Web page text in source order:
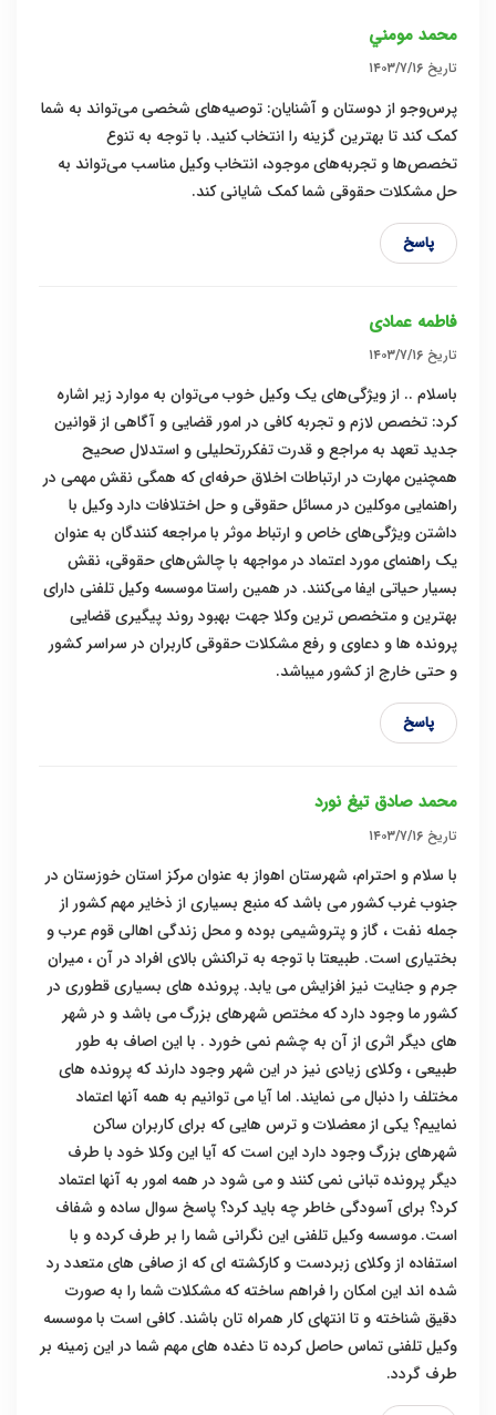
محمد مومني
تاریخ ۱۴۰۳/۷/۱۶
پرس‌وجو از دوستان و آشنایان: توصیه‌های شخصی می‌تواند به شما
کمک کند تا بهترین گزینه را انتخاب کنید. با توجه به تنوع
تخصص‌ها و تجربه‌های موجود، انتخاب وکیل مناسب می‌تواند به
حل مشکلات حقوقی شما کمک شایانی کند.
پاسخ
فاطمه عمادی
تاریخ ۱۴۰۳/۷/۱۶
باسلام .. از ویژگی‌های یک وکیل خوب می‌توان به موارد زیر اشاره
کرد: تخصص لازم و تجربه کافی در امور قضایی و آگاهی از قوانین
جدید تعهد به مراجع و قدرت تفکررتحلیلی و استدلال صحیح
همچنین مهارت در ارتباطات اخلاق حرفه‌ای که همگی نقش مهمی در
راهنمایی موکلین در مسائل حقوقی و حل اختلافات دارد وکیل با
داشتن ویژگی‌های خاص و ارتباط موثر با مراجعه کنندگان به عنوان
یک راهنمای مورد اعتماد در مواجهه با چالش‌های حقوقی، نقش
بسیار حیاتی ایفا می‌کنند. در همین راستا موسسه وکیل تلفنی دارای
بهترین و متخصص ترین وکلا جهت بهبود روند پیگیری قضایی
پرونده ها و دعاوی و رفع مشکلات حقوقی کاربران در سراسر کشور
و حتی خارج از کشور میباشد.
پاسخ
محمد صادق تیغ نورد
تاریخ ۱۴۰۳/۷/۱۶
با سلام و احترام، شهرستان اهواز به عنوان مرکز استان خوزستان در
جنوب غرب کشور می باشد که منبع بسیاری از ذخایر مهم کشور از
جمله نفت ، گاز و پتروشیمی بوده و محل زندگی اهالی قوم عرب و
بختیاری است. طبیعتا با توجه به تراکنش بالای افراد در آن ، میران
جرم و جنایت نیز افزایش می یابد. پرونده های بسیاری قطوری در
کشور ما وجود دارد که مختص شهرهای بزرگ می باشد و در شهر
های دیگر اثری از آن به چشم نمی خورد . با این اصاف به طور
طبیعی ، وکلای زیادی نیز در این شهر وجود دارند که پرونده های
مختلف را دنبال می نمایند. اما آیا می توانیم به همه آنها اعتماد
نماییم؟ یکی از معضلات و ترس هایی که برای کاربران ساکن
شهرهای بزرگ وجود دارد این است که آیا این وکلا خود با طرف
دیگر پرونده تبانی نمی کنند و می شود در همه امور به آنها اعتماد
کرد؟ برای آسودگی خاطر چه باید کرد؟ پاسخ سوال ساده و شفاف
است. موسسه وکیل تلفنی این نگرانی شما را بر طرف کرده و با
استفاده از وکلای زبردست و کارکشته ای که از صافی های متعدد رد
شده اند این امکان را فراهم ساخته که مشکلات شما را به صورت
دقیق شناخته و تا انتهای کار همراه تان باشند. کافی است با موسسه
وکیل تلفنی تماس حاصل کرده تا دغده های مهم شما در این زمینه بر
طرف گردد.